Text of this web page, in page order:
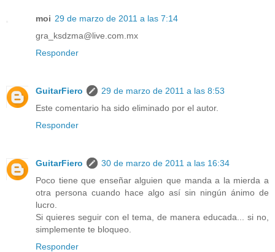
moi 29 de marzo de 2011 a las 7:14
gra_ksdzma@live.com.mx
Responder
GuitarFiero
29 de marzo de 2011 a las 8:53
Este comentario ha sido eliminado por el autor.
Responder
GuitarFiero
30 de marzo de 2011 a las 16:34
Poco tiene que enseñar alguien que manda a la mierda a
otra persona cuando hace algo así sin ningún ánimo de
lucro.
Si quieres seguir con el tema, de manera educada... si no,
simplemente te bloqueo.
Responder